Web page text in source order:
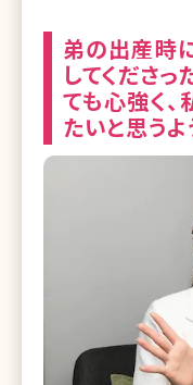
弟の出産時
してくださ
ても心強く
たいと思う